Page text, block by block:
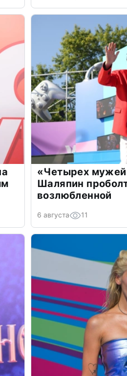
«Четырех мужей
Шаляпин
возлюбленной
6 августа 11